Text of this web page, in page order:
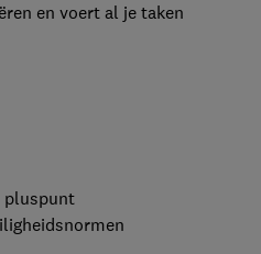
en voert al je taken
pluspunt